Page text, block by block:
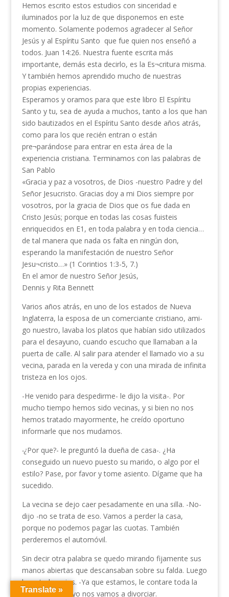
Hemos escrito estos estudios con sinceridad e
iluminados por la luz de que disponemos en este
momento. Solamente podemos agradecer al Señor
Jesús y al Espíritu Santo que fue quien nos enseñó a
todos. Juan 14:26. Nuestra fuente escrita más
importante, demás esta decirlo, es la Es¬critura misma.
Y también hemos aprendido mucho de nuestras
propias experiencias.
Esperamos y oramos para que este libro El Espíritu
Santo y tu, sea de ayuda a muchos, tanto a los que han
sido bautizados en el Espíritu Santo desde años atrás,
como para los que recién entran o están
pre¬parándose para entrar en esta área de la
experiencia cristiana. Terminamos con las palabras de
San Pablo
«Gracia y paz a vosotros, de Dios -nuestro Padre y del
Señor Jesucristo. Gracias doy a mi Dios siempre por
vosotros, por la gracia de Dios que os fue dada en
Cristo Jesús; porque en todas las cosas fuisteis
enriquecidos en E1, en toda palabra y en toda ciencia…
de tal manera que nada os falta en ningún don,
esperando la manifestación de nuestro Señor
Jesu¬cristo…» (1 Corintios 1:3-5, 7.)
En el amor de nuestro Señor Jesús,
Dennis y Rita Bennett
Varios años atrás, en uno de los estados de Nueva
Inglaterra, la esposa de un comerciante cristiano, ami­
go nuestro, lavaba los platos que habían sido utilizados
para el desayuno, cuando escucho que llamaban a la
puerta de calle. Al salir para atender el llamado vio a su
vecina, parada en la vereda y con una mirada de infinita
tristeza en los ojos.
-He venido para despedirme- le dijo la visita-. Por
mucho tiempo hemos sido vecinas, y si bien no nos
hemos tratado mayormente, he creído oportuno
informarle que nos mudamos.
-¿Por que?- le preguntó la dueña de casa-. ¿Ha
conseguido un nuevo puesto su marido, o algo por el
estilo? Pase, por favor y tome asiento. Dígame que ha
sucedido.
La vecina se dejo caer pesadamente en una silla. -No-
dijo -no se trata de eso. Vamos a perder la casa,
porque no podemos pagar las cuotas. También
perderemos el automóvil.
Sin decir otra palabra se quedo mirando fijamente sus
manos abiertas que descansaban sobre su falda. Luego
levanto los ojos. -Ya que estamos, le contare toda la
historia. Juan y yo nos vamos a divorciar.
Translate »